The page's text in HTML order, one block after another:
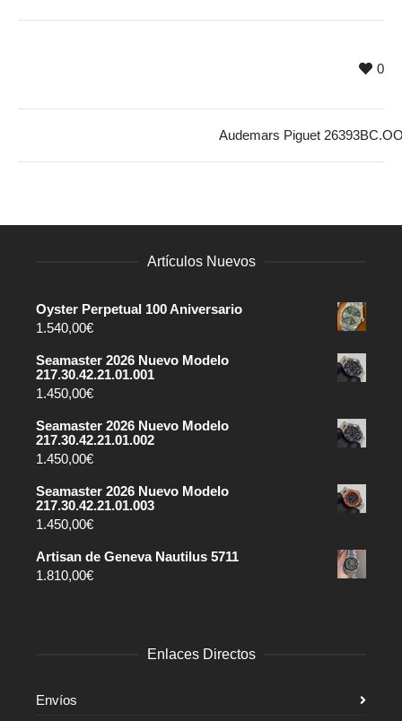
0
Audemars Piguet
Artículos Nuevos
Oyster Perpetual 100 Aniversario
1.540,00€
Seamaster 2026 Nuevo Modelo
217.30.42.21.01.001
1.450,00€
Seamaster 2026 Nuevo Modelo
217.30.42.21.01.002
1.450,00€
Seamaster 2026 Nuevo Modelo
217.30.42.21.01.003
1.450,00€
Artisan de Geneva Nautilus 5711
1.810,00€
Enlaces Directos
Envíos